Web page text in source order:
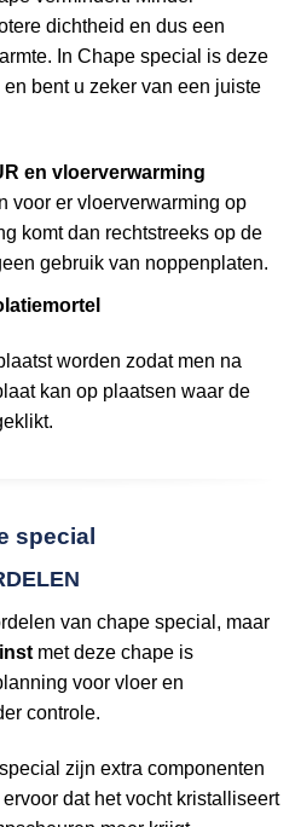
dichtheid en dus een
In Chape special is deze
bent u zeker van een juiste
en vloerverwarming
voor er vloerverwarming op
komt dan rechtstreeks op de
gebruik van noppenplaten.
worden zodat men na
kan op plaatsen waar de
special
van chape special, maar
met deze chape is
voor vloer en
controle.
zijn extra componenten
dat het vocht kristalliseert